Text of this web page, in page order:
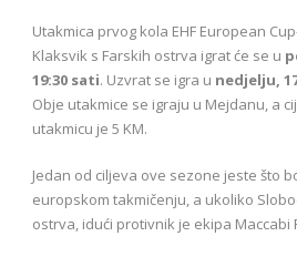
Utakmica prvog kola EHF European
Klaksvik s Farskih ostrva igrat će se u
19:30 sati. Uzvrat se igra u nedjelju,
Obje utakmice se igraju u Mejdanu, a
utakmicu je 5 KM.
Jedan od ciljeva ove sezone jeste što
europskom takmičenju, a ukoliko
ostrva, idući protivnik je ekipa Maccabi